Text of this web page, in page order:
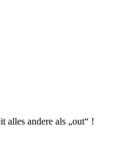
alles andere als „out“ !